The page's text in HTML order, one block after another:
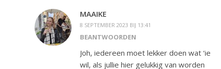
MAAIKE
8 SEPTEMBER 2023 BIJ 13:41
BEANTWOORDEN
Joh, iedereen moet lekker doen wat ‘ie
wil, als jullie hier gelukkig van worden